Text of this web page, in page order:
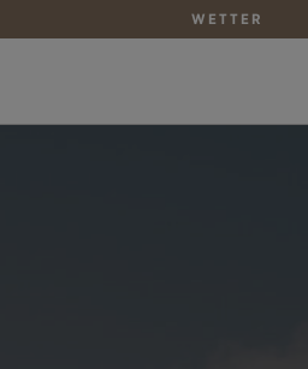
WETTER